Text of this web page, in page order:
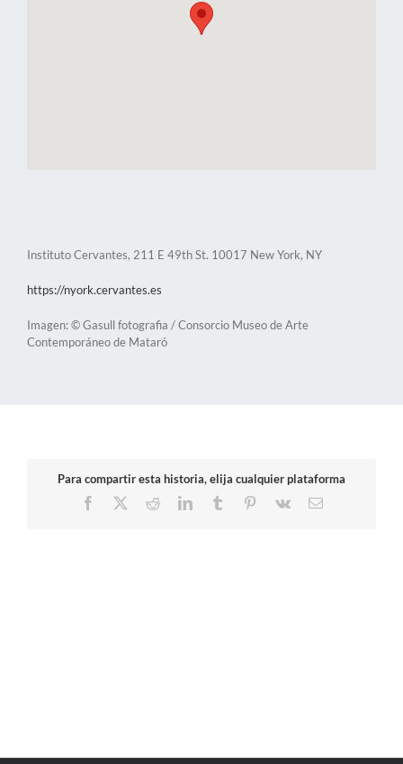
Instituto Cervantes, 211 E 49th St. 10017 New York, NY
https://nyork.cervantes.es
Imagen: © Gasull fotografia / Consorcio Museo de Arte
Contemporáneo de Mataró
Para compartir esta historia, elija cualquier plataforma
Facebook
RedditLinkedInTumblr Pinterest
Vk
Correo